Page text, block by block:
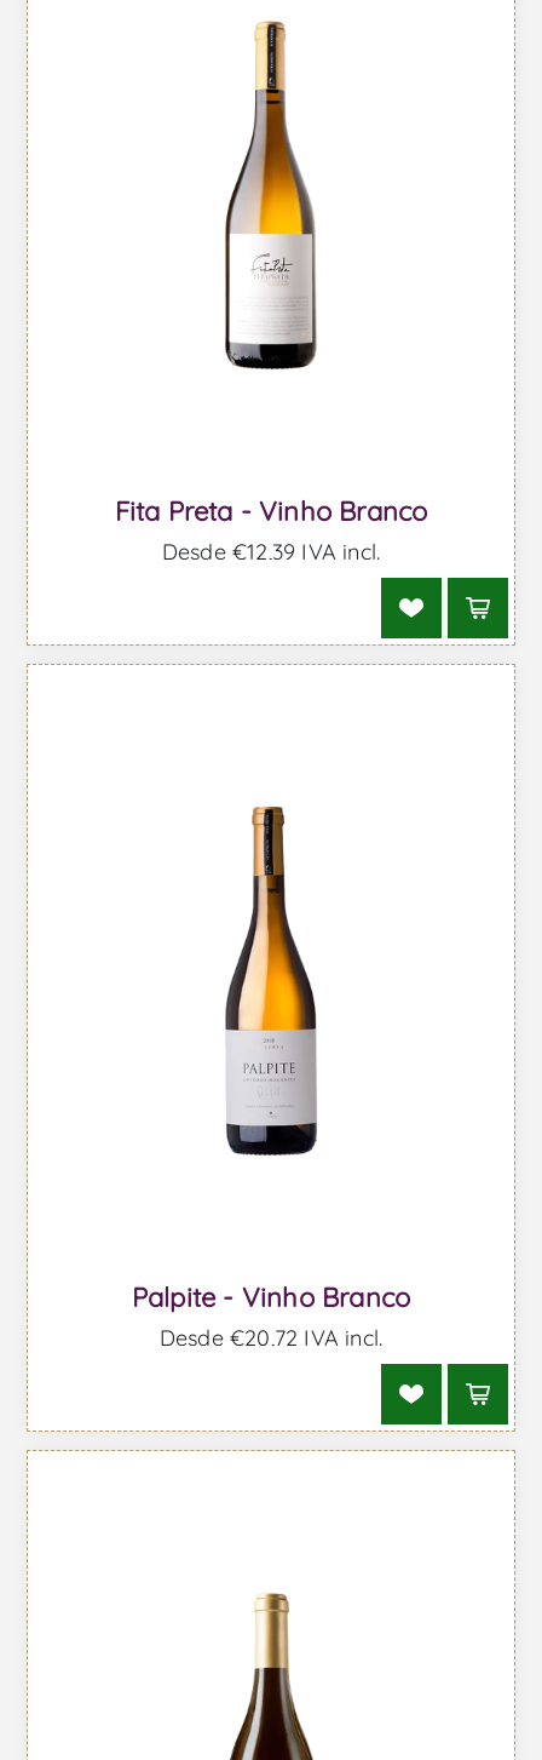
Fita Preta - Vinho Branco
Desde €12,39 IVA incl.
Palpite - Vinho Branco
Desde €20,72 IVA incl.